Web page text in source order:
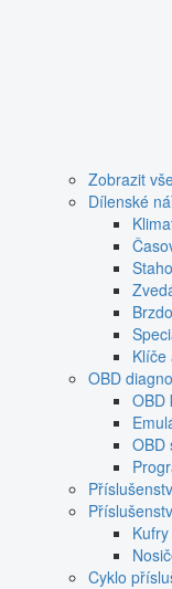
Zobrazit
Dílenské
Klíče
OBD
OBD
OBD
Cyklo